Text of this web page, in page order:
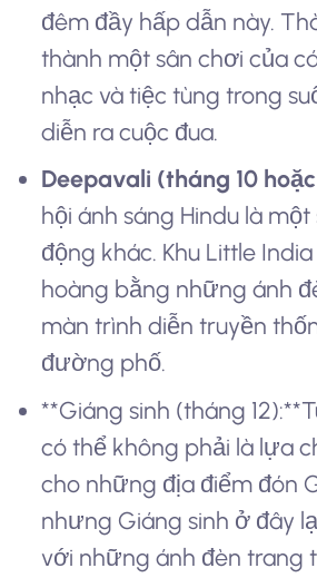
đêm đầy hấp dẫn này.
thành một sân chơi của
nhạc và tiệc tùng trong
diễn ra cuộc đua.
Deepavali (tháng 10 hoặc
hội ánh sáng Hindu là một
động khác. Khu Little
hoàng bằng những ánh
màn trình diễn truyền
đường phố.
**Giáng sinh (tháng
có thể không phải là lựa
cho những địa điểm đón
nhưng Giáng sinh ở đây
với những ánh đèn trang